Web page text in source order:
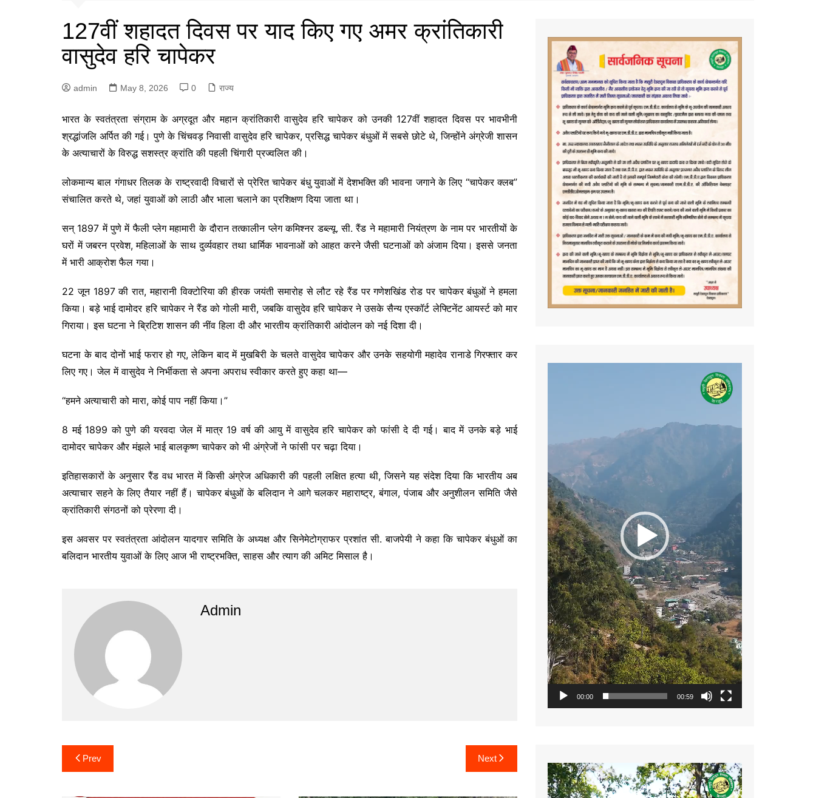
127वीं शहादत दिवस पर याद किए गए अमर क्रांतिकारी
वासुदेव हरि चापेकर
admin May 8, 2026 0 राज्य
भारत के स्वतंत्रता संग्राम के अग्रदूत और महान क्रांतिकारी वासुदेव हरि चापेकर को उनकी 127वीं शहादत दिवस पर भावभीनी
श्रद्धांजलि अर्पित की गई। पुणे के चिंचवड़ निवासी वासुदेव हरि चापेकर, प्रसिद्ध चापेकर बंधुओं में सबसे छोटे थे, जिन्होंने अंग्रेजी शासन
के अत्याचारों के विरुद्ध सशस्त्र क्रांति की पहली चिंगारी प्रज्वलित की।
लोकमान्य बाल गंगाधर तिलक के राष्ट्रवादी विचारों से प्रेरित चापेकर बंधु युवाओं में देशभक्ति की भावना जगाने के लिए “चापेकर क्लब”
संचालित करते थे, जहां युवाओं को लाठी और भाला चलाने का प्रशिक्षण दिया जाता था।
सन् 1897 में पुणे में फैली प्लेग महामारी के दौरान तत्कालीन प्लेग कमिश्नर डब्ल्यू. सी. रैंड ने महामारी नियंत्रण के नाम पर भारतीयों के
घरों में जबरन प्रवेश, महिलाओं के साथ दुर्व्यवहार तथा धार्मिक भावनाओं को आहत करने जैसी घटनाओं को अंजाम दिया। इससे जनता
में भारी आक्रोश फैल गया।
22 जून 1897 की रात, महारानी विक्टोरिया की हीरक जयंती समारोह से लौट रहे रैंड पर गणेशखिंड रोड पर चापेकर बंधुओं ने हमला
किया। बड़े भाई दामोदर हरि चापेकर ने रैंड को गोली मारी, जबकि वासुदेव हरि चापेकर ने उसके सैन्य एस्कॉर्ट लेफ्टिनेंट आयर्स्ट को मार
गिराया। इस घटना ने ब्रिटिश शासन की नींव हिला दी और भारतीय क्रांतिकारी आंदोलन को नई दिशा दी।
घटना के बाद दोनों भाई फरार हो गए, लेकिन बाद में मुखबिरी के चलते वासुदेव चापेकर और उनके सहयोगी महादेव रानाडे गिरफ्तार कर
लिए गए। जेल में वासुदेव ने निर्भीकता से अपना अपराध स्वीकार करते हुए कहा था—
“हमने अत्याचारी को मारा, कोई पाप नहीं किया।”
8 मई 1899 को पुणे की यरवदा जेल में मात्र 19 वर्ष की आयु में वासुदेव हरि चापेकर को फांसी दे दी गई। बाद में उनके बड़े भाई
दामोदर चापेकर और मंझले भाई बालकृष्ण चापेकर को भी अंग्रेजों ने फांसी पर चढ़ा दिया।
इतिहासकारों के अनुसार रैंड वध भारत में किसी अंग्रेज अधिकारी की पहली लक्षित हत्या थी, जिसने यह संदेश दिया कि भारतीय अब
अत्याचार सहने के लिए तैयार नहीं हैं। चापेकर बंधुओं के बलिदान ने आगे चलकर महाराष्ट्र, बंगाल, पंजाब और अनुशीलन समिति जैसे
क्रांतिकारी संगठनों को प्रेरणा दी।
इस अवसर पर स्वतंत्रता आंदोलन यादगार समिति के अध्यक्ष और सिनेमेटोग्राफर प्रशांत सी. बाजपेयी ने कहा कि चापेकर बंधुओं का
बलिदान भारतीय युवाओं के लिए आज भी राष्ट्रभक्ति, साहस और त्याग की अमिट मिसाल है।
Admin
Post
navigation
Prev Next
00:00 00:59
Video
Player